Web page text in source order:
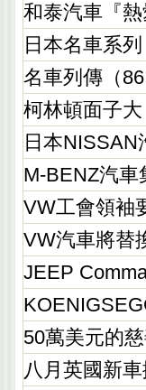
和泰汽車『
日本名車系
名車列傳（
柯林頓面子
日本NISSAN
M-BENZ汽車
VW工會領袖
VW汽車將替
JEEP
50萬美元的
八月英國新